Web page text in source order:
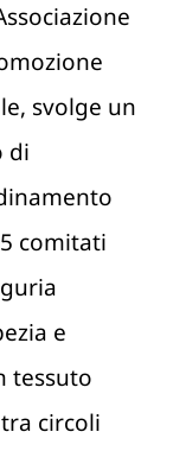
svolge un
di
comitati
e
tessuto
circoli